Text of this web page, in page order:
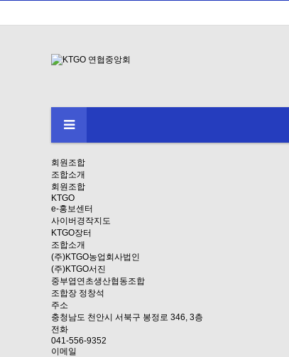
회원조합
조합소개
회원조합
KTGO
e-홍보센터
사이버경작지도
KTGO장터
조합소개
(주)KTGO농업회사법인
(주)KTGO서진
중부엽연초생산협동조합
조합장 정창석
주소
충청남도 천안시 서북구 봉정로 346, 3층
전화
041-556-9352
이메일